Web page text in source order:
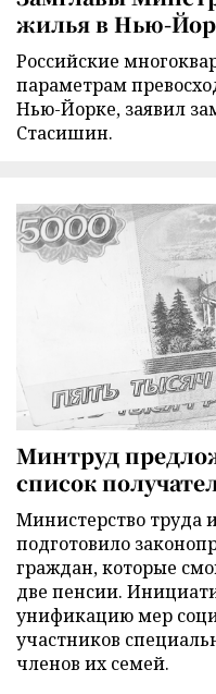
жилья в Нью-
Российские
параметрам
Нью-Йорке, заявил
Стасишин.
Минтруд
список
Министерство труда
подготовило
граждан, которые
две пенсии.
унификацию мер
участников
членов их семей.